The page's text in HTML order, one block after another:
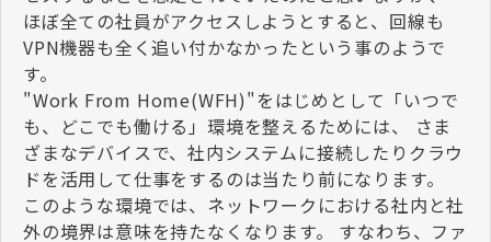
ほぼ全ての社員がアクセスしようとすると、回線も
VPN機器も全く追い付かなかったという事のようで
す。
"Work From Home(WFH)"をはじめとして「いつで
も、どこでも働ける」環境を整えるためには、 さま
ざまなデバイスで、社内システムに接続したりクラウ
ドを活用して仕事をするのは当たり前になります。
このような環境では、ネットワークにおける社内と社
外の境界は意味を持たなくなります。 すなわち、ファ